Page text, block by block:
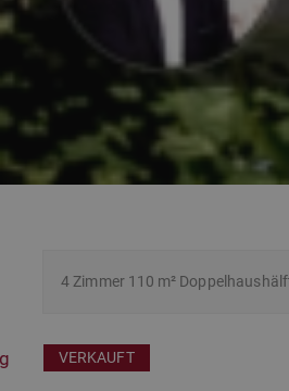
4 Zimmer 110 m²
VERKAUFT